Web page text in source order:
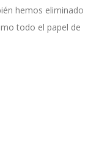
hemos eliminado
todo el papel de